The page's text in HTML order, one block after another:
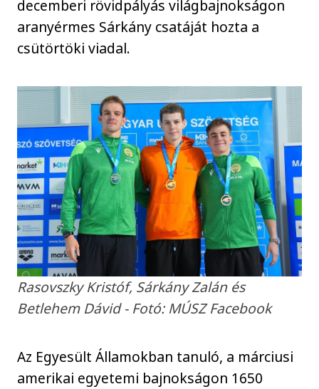
decemberi rövidpályás világbajnokságon
aranyérmes Sárkány csatáját hozta a
csütörtöki viadal.
Rasovszky Kristóf, Sárkány Zalán és
Betlehem Dávid - Fotó: MÚSZ Facebook
Az Egyesült Államokban tanuló, a márciusi
amerikai egyetemi bajnokságon 1650